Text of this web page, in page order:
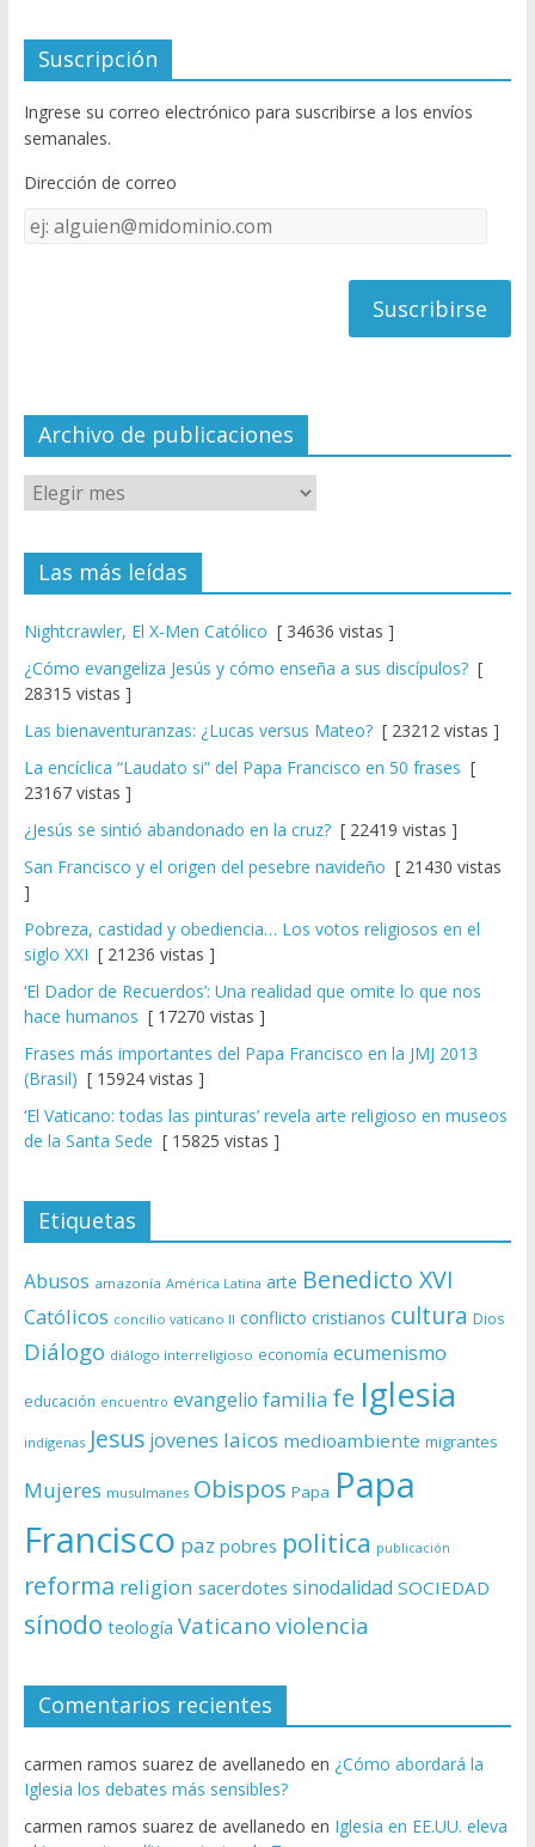
e
b
o
o
k
itt
er
u
T
u
e
C
el
Suscripción
Ingrese su correo electrónico para suscribirse a los envíos
semanales.
Dirección de correo
Dirección
de
Archivo de publicaciones
Las más leídas
Nightcrawler, El X-Men Católico [ 34636 vistas ]
¿Cómo evangeliza Jesús y cómo enseña a sus discípulos?[
28315 vistas ]
Las bienaventuranzas: ¿Lucas versus Mateo?[ 23212 vistas ]
La encíclica “Laudato si” del Papa Francisco en 50 frases [
23167 vistas ]
¿Jesús se sintió abandonado en la cruz?[ 22419 vistas ]
San Francisco y el origen del pesebre navideño [ 21430 vistas
]
Pobreza, castidad y obediencia… Los votos religiosos en el
siglo XXI [ 21236 vistas ]
‘El Dador de Recuerdos’: Una realidad que omite lo que nos
hace humanos [ 17270 vistas ]
Frases más importantes del Papa Francisco en la JMJ 2013
(Brasil) [ 15924 vistas ]
‘El Vaticano: todas las pinturas’ revela arte religioso en museos
de la Santa Sede [ 15825 vistas ]
Etiquetas
Abusos amazonía América Latina arte Benedicto XVI
Católicos concilio vaticano II conflicto cristianos cultura Dios
Diálogo diálogo interreligioso economía ecumenismo
educación encuentro evangelio familia fe Iglesia
indígenas Jesus jovenes laicos medioambiente migrantes
Mujeres musulmanes Obispos Papa Papa
Francisco paz pobres politica publicación
reforma religion sacerdotes sinodalidad SOCIEDAD
sínodo teología Vaticano violencia
Comentarios recientes
carmen ramos suarez de avellanedo en ¿Cómo abordará la
Iglesia los debates más sensibles?
carmen ramos suarez de avellanedo en Iglesia en EE.UU. eleva